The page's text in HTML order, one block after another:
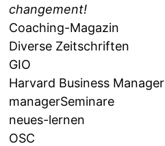
changement!
Coaching-Magazin
Diverse Zeitschriften
GIO
Harvard Business Manager
managerSeminare
neues-lernen
OSC